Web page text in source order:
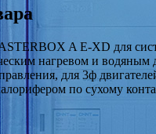
A E-XD для
нагревом и водяным
для 3ф
по сухому